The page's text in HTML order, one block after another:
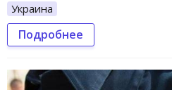
Украина
Подробнее